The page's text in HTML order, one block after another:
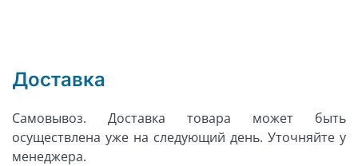
Доставка
Самовывоз. Доставка товара может быть
осуществлена уже на следующий день. Уточняйте у
менеджера.